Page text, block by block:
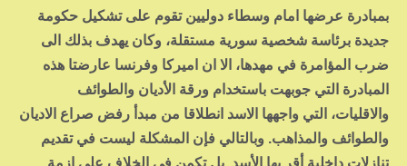
بمبادرة عرضها امام وسطاء دوليين تقوم على تشكيل حكومة
جديدة برئاسة شخصية سورية مستقلة، وكان يهدف بذلك الى
ضرب المؤامرة في مهدها، الا ان اميركا وفرنسا عارضتا هذه
المبادرة التي جوبهت باستخدام ورقة الأديان والطوائف
والاقليات، التي واجهها الاسد انطلاقا من مبدأ رفض صراع الاديان
والطوائف والمذاهب. وبالتالي فإن المشكلة ليست في تقديم
تنازلات داخلية أقر بها الأسد. بل تكمن في الخلاف على ازمة